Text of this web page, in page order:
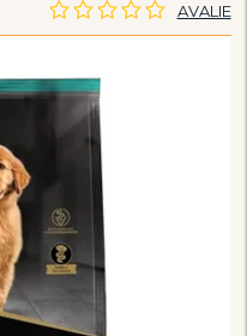
AVALIE